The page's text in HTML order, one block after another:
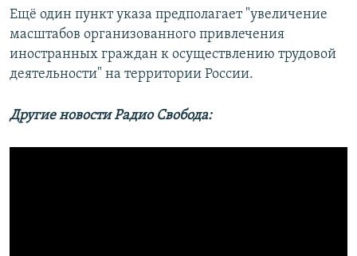
Ещё один пункт указа предполагает "увеличение
масштабов организованного привлечения
иностранных граждан к осуществлению трудовой
деятельности" на территории России.
Другие новости Радио Свобода: